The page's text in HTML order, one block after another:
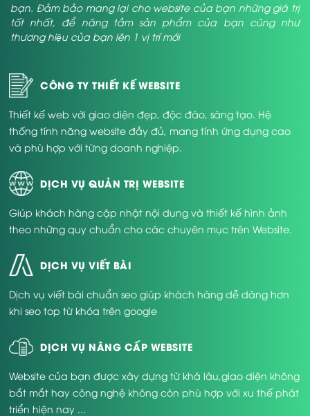
bạn. Đảm bảo mang lại cho website của bạn những giá trị
tốt nhất, để nâng tầm sản phẩm của bạn cũng như
thương hiệu của bạn lên 1 vị trí mới
CÔNG TY THIẾT KẾ WEBSITE
Thiết kế web với giao diện đẹp, độc đáo, sáng tạo. Hệ
thống tính năng website đầy đủ, mang tính ứng dụng cao
và phù hợp với từng doanh nghiệp.
DỊCH VỤ QUẢN TRỊ WEBSITE
Giúp khách hàng cập nhật nội dung và thiết kế hình ảnh
theo những quy chuẩn cho các chuyên mục trên Website.
DỊCH VỤ VIẾT BÀI
Dịch vụ viết bài chuẩn seo giúp khách hàng dễ dàng hơn
khi seo top từ khóa trên google
DỊCH VỤ NÂNG CẤP WEBSITE
Website của bạn được xây dựng từ khá lâu,giao diện không
bắt mắt hay công nghệ không còn phù hợp với xu thế phát
triển hiện nay ...